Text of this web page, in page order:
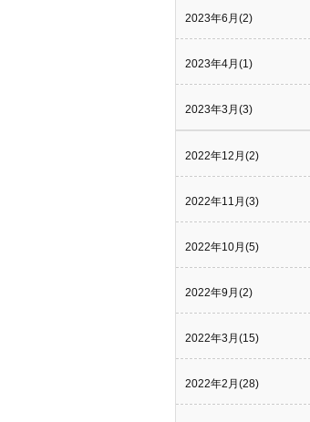
2023年6月(2)
2023年4月(1)
2023年3月(3)
2022年12月(2)
2022年11月(3)
2022年10月(5)
2022年9月(2)
2022年3月(15)
2022年2月(28)